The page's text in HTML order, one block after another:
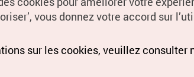
vous donnez votre accord sur
sur les cookies, veuillez consulter